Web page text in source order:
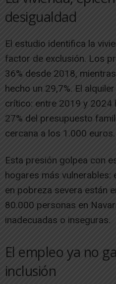
desigualdad
El estudio identifica la
factor de exclusión. Los
36% desde 2018,
hecho un 29,7%. El
crítico: entre 2019 y 2024
27% del presupuesto
cercana a los 1.000 euros.
Esta presión golpea con
hogares más vulnerables:
en pobreza severa están
80.000 personas en
inadecuadas o inseguras.
El empleo ya no
inclusión